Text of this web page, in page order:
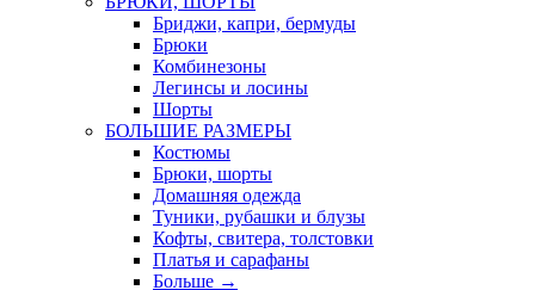
Бриджи, капри, бермуды
Брюки
Комбинезоны
Легинсы и лосины
Шорты
БОЛЬШИЕ РАЗМЕРЫ
Костюмы
Брюки, шорты
Домашняя одежда
Туники, рубашки и блузы
Кофты, свитера, толстовки
Платья и сарафаны
Больше →